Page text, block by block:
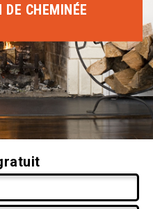
DE CHEMINÉE